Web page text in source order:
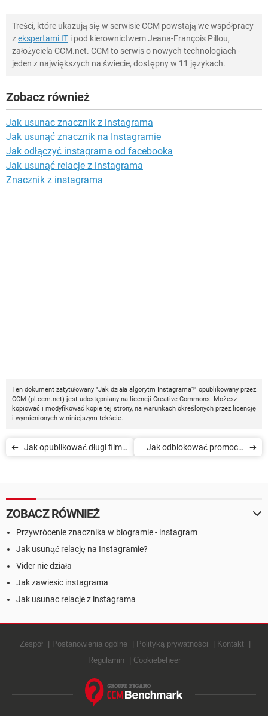
Treści, które ukazują się w serwisie CCM powstają we współpracy
zekspertami IT i pod kierownictwem Jeana-François Pillou,
założyciela CCM.net. CCM to serwis o nowych technologiach -
jeden z największych na świecie, dostępny w 11 językach.
Zobacz również
Jak usunac znacznik z instagrama
Jak usunąć znacznik na Instagramie
Jak odłączyć instagrama od facebooka
Jak usunąć relacje z instagrama
Znacznik z instagrama
Ten dokument zatytułowany "Jak działa algorytm Instagrama?" opublikowany przez
CCM (pl.ccm.net) jest udostępniany na licencji Creative Commons. Możesz
kopiować i modyfikować kopie tej strony, na warunkach określonych przez licencję
i wymienionych w niniejszym tekście.
Jak opublikować długi film
Jak odblokować promocje
ZOBACZ RÓWNIEŻ
Przywrócenie znacznika w biogramie - instagram
Jak usunąć relację na Instagramie?
Vider nie działa
Jak zawiesic instagrama
Jak usunac relacje z instagrama
Zespół Postanowienia ogólne Polityką prywatności
Kontakt
Regulamin
Cookiebeheer